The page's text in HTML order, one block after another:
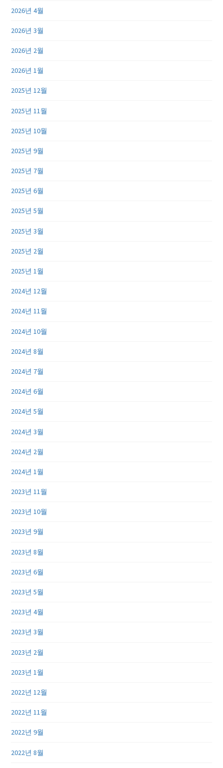
2026년 4월
2026년 3월
2026년 2월
2026년 1월
2025년 12월
2025년 11월
2025년 10월
2025년 9월
2025년 7월
2025년 6월
2025년 5월
2025년 3월
2025년 2월
2025년 1월
2024년 12월
2024년 11월
2024년 10월
2024년 8월
2024년 7월
2024년 6월
2024년 5월
2024년 3월
2024년 2월
2024년 1월
2023년 11월
2023년 10월
2023년 9월
2023년 8월
2023년 6월
2023년 5월
2023년 4월
2023년 3월
2023년 2월
2023년 1월
2022년 12월
2022년 11월
2022년 9월
2022년 8월